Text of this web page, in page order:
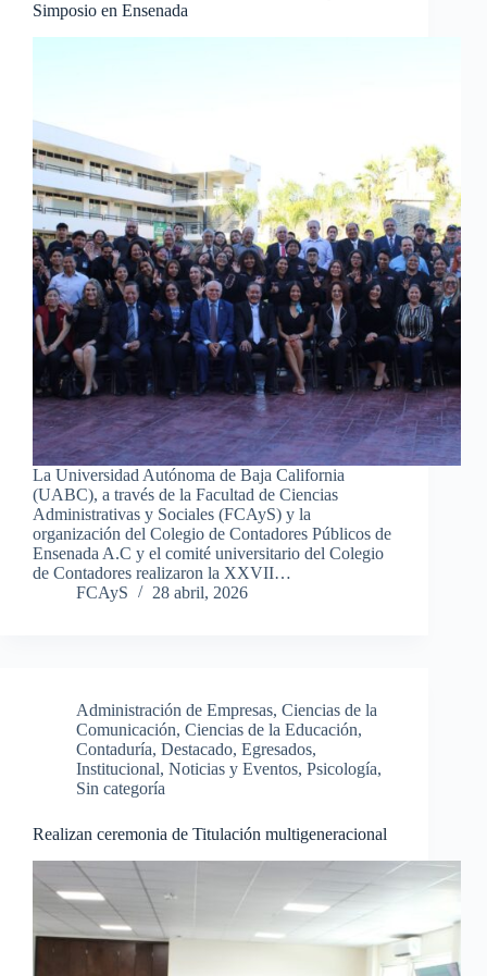
Simposio en Ensenada
La Universidad Autónoma de Baja California
(UABC), a través de la Facultad de Ciencias
Administrativas y Sociales (FCAyS) y la
organización del Colegio de Contadores Públicos de
Ensenada A.C y el comité universitario del Colegio
de Contadores realizaron la XXVII…
FCAyS
28 abril, 2026
Administración de Empresas, Ciencias de la
Comunicación, Ciencias de la Educación,
Contaduría, Destacado, Egresados,
Institucional, Noticias y Eventos, Psicología,
Sin categoría
Realizan ceremonia de Titulación multigeneracional